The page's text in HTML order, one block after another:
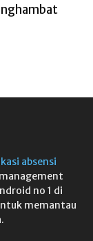
absensi
no 1 di
memantau